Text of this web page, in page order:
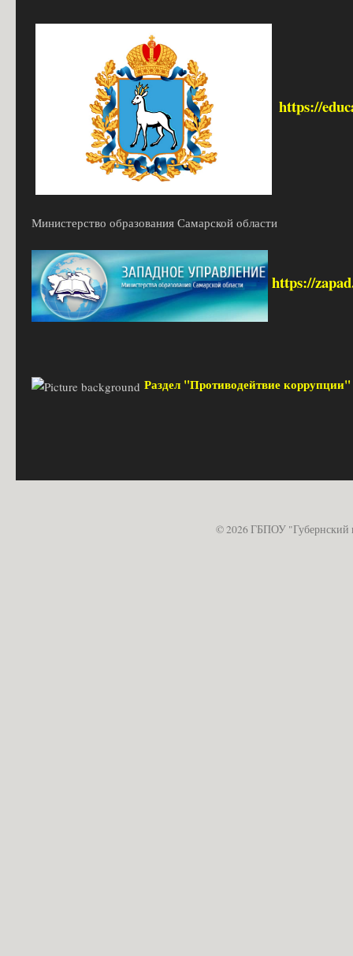
https://
Министерство образования Самарской области
https://
Раздел "Противодейтвие
© 2026 ГБПОУ "Губернский